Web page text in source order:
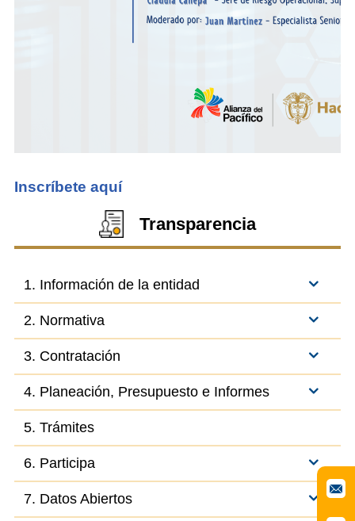
Inscríbete aquí
Transparencia
1. Información de la entidad
2. Normativa
3. Contratación
4. Planeación, Presupuesto e Informes
5. Trámites
6. Participa
7. Datos Abiertos